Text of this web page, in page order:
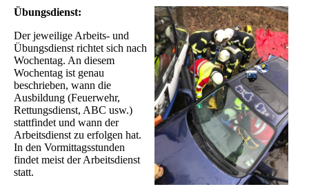
Übungsdienst:
Der jeweilige Arbeits- und
Übungsdienst richtet sich nach
Wochentag. An diesem
Wochentag ist genau
beschrieben, wann die
Ausbildung (Feuerwehr,
Rettungsdienst, ABC usw.)
stattfindet und wann der
Arbeitsdienst zu erfolgen hat.
In den Vormittagsstunden
findet meist der Arbeitsdienst
statt.